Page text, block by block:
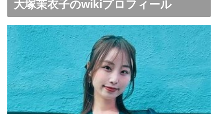
大塚茉衣子のwikiプロフィール